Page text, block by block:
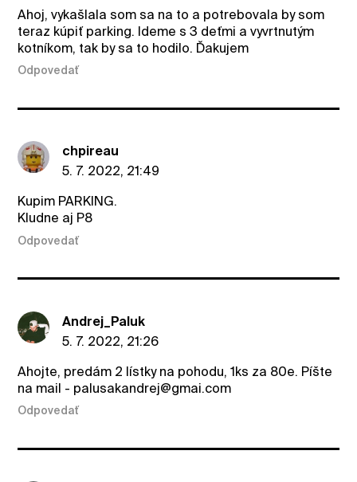
Ahoj, vykašlala som sa na to a potrebovala by som
teraz kúpiť parking. Ideme s 3 deťmi a vyvrtnutým
kotníkom, tak by sa to hodilo. Ďakujem
Odpovedať
chpireau
5. 7. 2022, 21:49
Kupim PARKING.
Kludne aj P8
Odpovedať
Andrej_Paluk
5. 7. 2022, 21:26
Ahojte, predám 2 lístky na pohodu, 1ks za 80e. Píšte
na mail - palusakandrej@gmai.com
Odpovedať